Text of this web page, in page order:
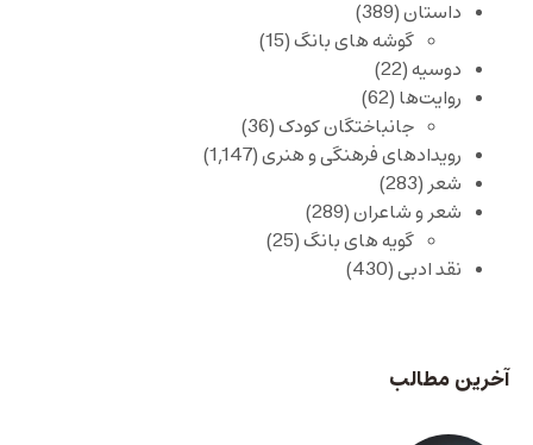
داستان(389)
گوشه های بانگ(15)
دوسیه(22)
روایت‌ها (62)
جانباختگان کودک(36)
رویدادهای فرهنگی و هنری(1,147)
شعر(283)
شعر و شاعران(289)
گویه های بانگ(25)
نقد ادبی(430)
آخرین مطالب